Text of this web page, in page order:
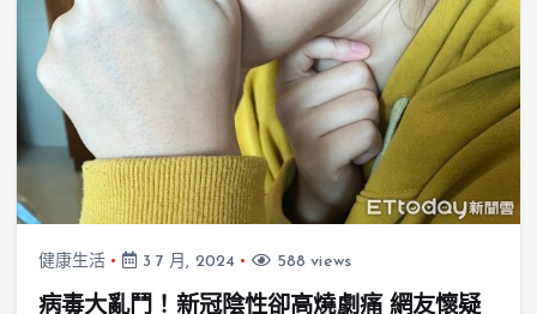
健康生活 3 7 月, 2024 588 views
病毒大亂鬥！新冠陰性卻高燒劇痛 網友懷疑